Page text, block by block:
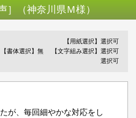
（神奈川県Ｍ様）
【用紙選択】選択可
【書体選択】無
【文字組み選択】選択可
選択可
が、毎回細やかな対応をし